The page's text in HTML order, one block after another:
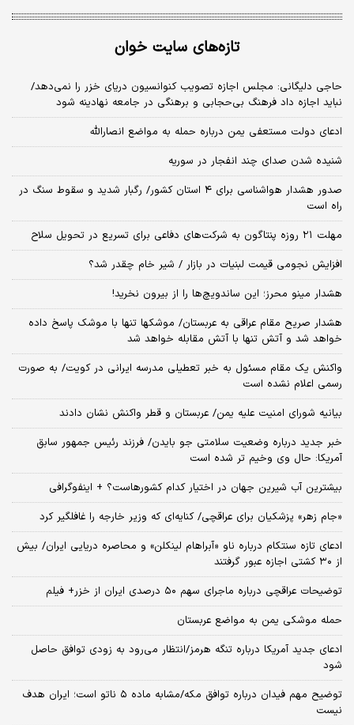
تازه‌های سایت خوان
حاجی دلیگانی: مجلس اجازه تصویب کنوانسیون دریای خزر را نمی‌دهد/
نباید اجازه داد فرهنگ بی‌حجابی و برهنگی در جامعه نهادینه شود
ادعای دولت مستعفی یمن درباره حمله به مواضع انصارالله
شنیده شدن صدای چند انفجار در سوریه
صدور هشدار هواشناسی برای ۴ استان کشور/ رگبار شدید و سقوط سنگ در
راه است
مهلت ۲۱ روزه پنتاگون به شرکت‌های دفاعی برای تسریع در تحویل سلاح
افزایش نجومی قیمت لبنیات در بازار / شیر خام چقدر شد؟
هشدار مینو محرز؛ این ساندویچ‌ها را از بیرون نخرید!
هشدار صریح مقام عراقی به عربستان/ موشکها تنها با موشک پاسخ داده
خواهد شد و آتش تنها با آتش مقابله خواهد شد
واکنش یک مقام مسئول به خبر تعطیلی مدرسه ایرانی در کویت/ به صورت
رسمی اعلام نشده است
بیانیه شورای امنیت علیه یمن/ عربستان و قطر واکنش نشان دادند
خبر جدید درباره وضعیت سلامتی جو بایدن/ فرزند رئیس جمهور سابق
آمریکا: حال وی وخیم تر شده است
بیشترین آب شیرین جهان در اختیار کدام کشورهاست؟ + اینفوگرافی
«جام زهر» پزشکیان برای عراقچی/ کنایه‌ای که وزیر خارجه را غافلگیر کرد
ادعای تازه سنتکام درباره ناو «آبراهام لینکلن» و محاصره دریایی ایران/ بیش
از ۳۰ کشتی اجازه عبور گرفتند
توضیحات عراقچی درباره ماجرای سهم ۵۰ درصدی ایران از خزر+ فیلم
حمله موشکی یمن به مواضع عربستان
ادعای جدید آمریکا درباره تنگه هرمز/انتظار می‌رود به زودی توافق حاصل
شود
توضیح مهم فیدان درباره توافق مکه/مشابه ماده ۵ ناتو است؛ ایران هدف
نیست